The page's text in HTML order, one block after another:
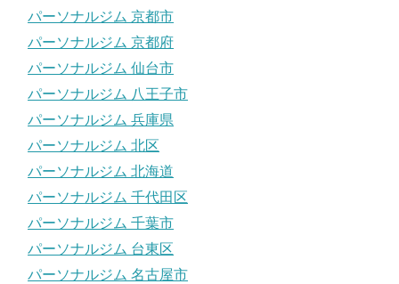
パーソナルジム 京都市
パーソナルジム 京都府
パーソナルジム 仙台市
パーソナルジム 八王子市
パーソナルジム 兵庫県
パーソナルジム 北区
パーソナルジム 北海道
パーソナルジム 千代田区
パーソナルジム 千葉市
パーソナルジム 台東区
パーソナルジム 名古屋市